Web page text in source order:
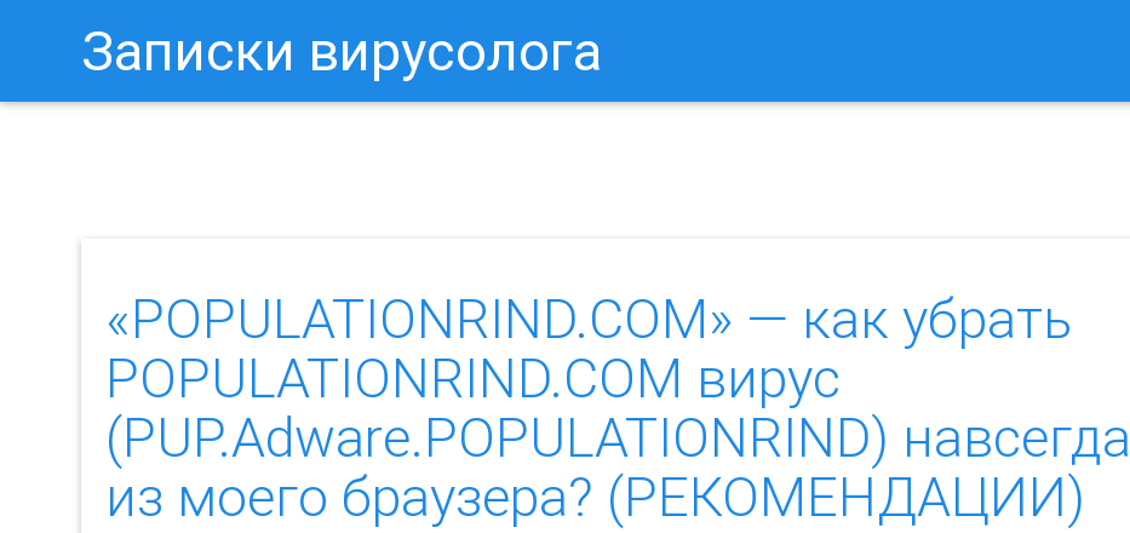
Записки вирусолога
«POPULATIONRIND.COM» — как убрать
POPULATIONRIND.COM вирус
(PUP.Adware.POPULATIONRIND) навсегда
из моего браузера? (РЕКОМЕНДАЦИИ)